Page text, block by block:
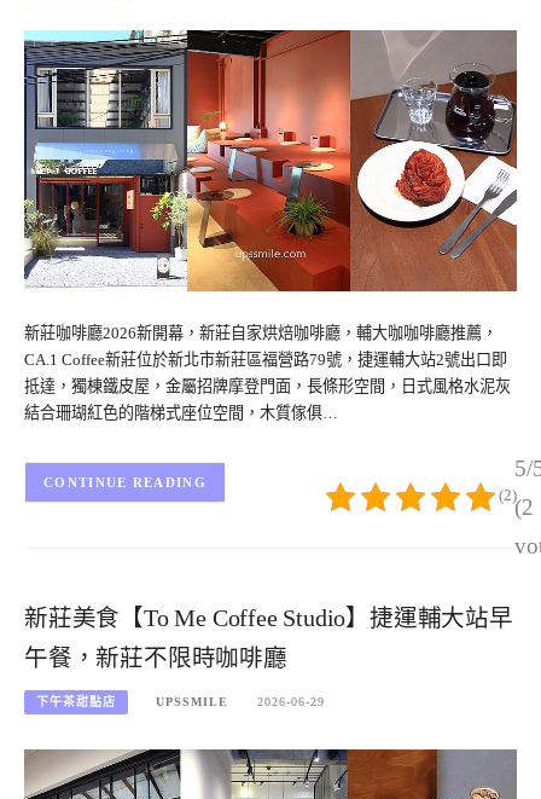
新莊咖啡廳2026新開幕，新莊自家烘焙咖啡廳，輔大咖咖啡廳推薦，
CA.1 Coffee新莊位於新北市新莊區福營路79號，捷運輔大站2號出口即
抵達，獨棟鐵皮屋，金屬招牌摩登門面，長條形空間，日式風格水泥灰
結合珊瑚紅色的階梯式座位空間，木質傢俱…
5/
(2
(2)
CONTINUE READING
新莊美食【To Me Coffee Studio】捷運輔大站早
午餐，新莊不限時咖啡廳
下午茶甜點店 UPSSMILE 2026-06-29